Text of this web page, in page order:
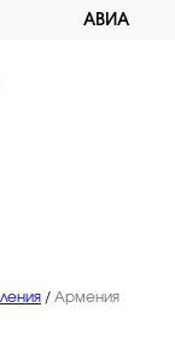
АВИА
/ Армения